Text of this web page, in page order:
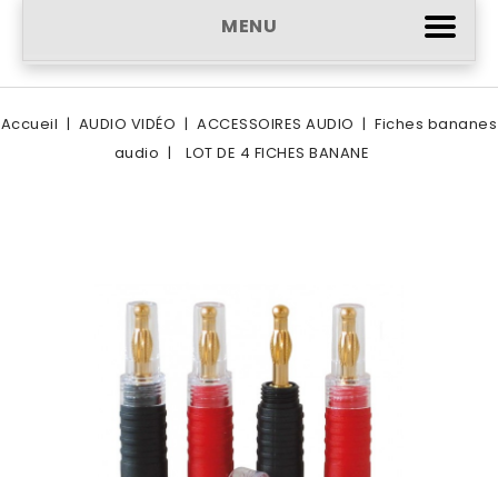
MENU
Accueil AUDIO VIDÉO ACCESSOIRES AUDIO
Fiches bananes
audio
LOT DE 4 FICHES BANANE